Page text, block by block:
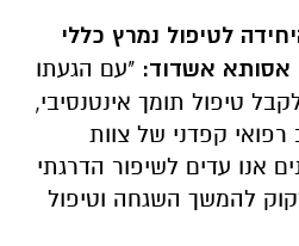
לטיפול נמרץ כללי
אסותא אשדוד: "עם הגעתו
טיפול תומך אינטנסיבי,
רפואי קפדני של צוות
אנו עדים לשיפור הדרגתי
להמשך השגחה וטיפול